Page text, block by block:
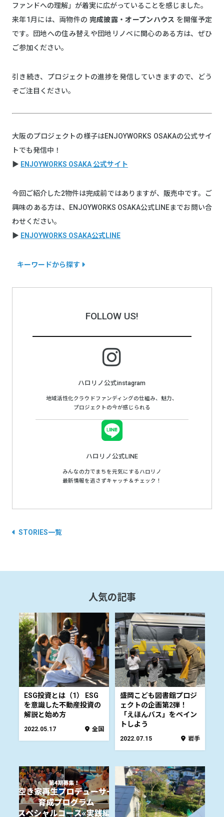
ファンドへの理解」が着実に広がっていることを感じました。
来年1月には、両物件の 完成披露・オープンハウス を開催予定
です。団地への住み替えや団地リノベに関心のある方は、ぜひ
ご参加ください。
引き続き、プロジェクトの進捗を発信していきますので、どう
ぞご注目ください。
大阪のプロジェクトの様子はENJOYWORKS OSAKAの公式サイ
トでも発信中！
▶ ENJOYWORKS OSAKA 公式サイト
今回ご紹介した2物件は完成前ではありますが、販売中です。ご
興味のある方は、ENJOYWORKS OSAKA公式LINEまでお問い合
わせください。
▶ ENJOYWORKS OSAKA公式LINE
キーワードから探す
FOLLOW US!
ハロリノ公式instagram
地域活性化クラウドファンディングの仕組み、魅力、
プロジェクトの今が感じられる
ハロリノ公式LINE
みんなの力でまちを元気にするハロリノ
最新情報を逃さずキャッチ＆チェック！
STORIES一覧
人気の記事
ESG投資とは（1） ESG
を意識した不動産投資の
解説と始め方
2022.05.17 全国
盛岡こども図書館プロジ
ェクトの企画第2弾！
「えほんバス」をペイン
トしよう
2022.07.15 岩手